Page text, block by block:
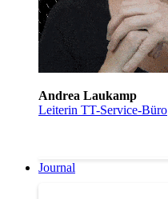
Andrea Laukamp
Leiterin TT-Service-Büro
Journal